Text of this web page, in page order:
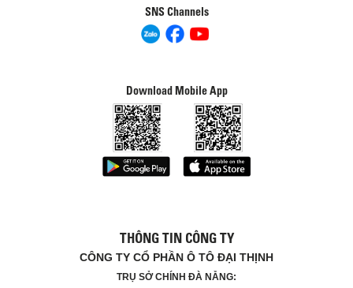
SNS Channels
Download Mobile App
THÔNG TIN CÔNG TY
CÔNG TY CỔ PHẦN Ô TÔ ĐẠI THỊNH
TRỤ SỞ CHÍNH ĐÀ NẴNG: